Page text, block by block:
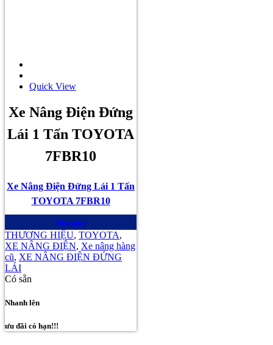
Quick View
Xe Nâng Điện Đứng
Lái 1 Tấn TOYOTA
7FBR10
Xe Nâng Điện Đứng Lái 1 Tấn
TOYOTA 7FBR10
Mua ngay
THƯƠNG HIỆU, TOYOTA,
XE NÂNG ĐIỆN, Xe nâng hàng
cũ, XE NÂNG ĐIỆN ĐỨNG
LÁI
Có sẵn
Nhanh lên
ưu đãi có hạn!!!